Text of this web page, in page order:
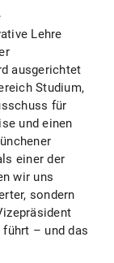
Lehre
ausgerichtet
Studium,
für
und einen
einer der
wir uns
sondern
führt – und das